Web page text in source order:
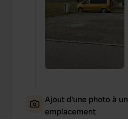
Ajout d'une photo à un
emplacement